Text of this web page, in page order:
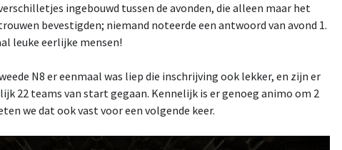
ingebouwd tussen de avonden, die alleen maar het
bevestigden; niemand noteerde een antwoord van avond 1.
leuke eerlijke mensen!
N8 er eenmaal was liep die inschrijving ook lekker, en zijn er
22 teams van start gegaan. Kennelijk is er genoeg animo om 2
we dat ook vast voor een volgende keer.